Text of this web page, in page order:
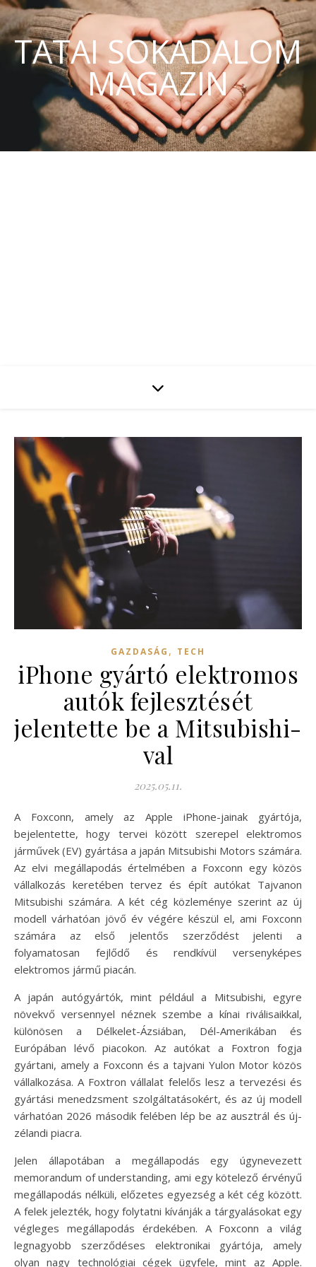
TATAI SOKADALOM
MAGAZIN
GAZDASÁG , TECH
iPhone gyártó elektromos
autók fejlesztését
jelentette be a Mitsubishi-
val
2025.05.11.
A Foxconn, amely az Apple iPhone-jainak gyártója,
bejelentette, hogy tervei között szerepel elektromos
járművek (EV) gyártása a japán Mitsubishi Motors számára.
Az elvi megállapodás értelmében a Foxconn egy közös
vállalkozás keretében tervez és épít autókat Tajvanon
Mitsubishi számára. A két cég közleménye szerint az új
modell várhatóan jövő év végére készül el, ami Foxconn
számára az első jelentős szerződést jelenti a
folyamatosan fejlődő és rendkívül versenyképes
elektromos jármű piacán.
A japán autógyártók, mint például a Mitsubishi, egyre
növekvő versennyel néznek szembe a kínai riválisaikkal,
különösen a Délkelet-Ázsiában, Dél-Amerikában és
Európában lévő piacokon. Az autókat a Foxtron fogja
gyártani, amely a Foxconn és a tajvani Yulon Motor közös
vállalkozása. A Foxtron vállalat felelős lesz a tervezési és
gyártási menedzsment szolgáltatásokért, és az új modell
várhatóan 2026 második felében lép be az ausztrál és új-
zélandi piacra.
Jelen állapotában a megállapodás egy úgynevezett
memorandum of understanding, ami egy kötelező érvényű
megállapodás nélküli, előzetes egyezség a két cég között.
A felek jelezték, hogy folytatni kívánják a tárgyalásokat egy
végleges megállapodás érdekében. A Foxconn a világ
legnagyobb szerződéses elektronikai gyártója, amely
olyan nagy technológiai cégek ügyfele, mint az Apple.